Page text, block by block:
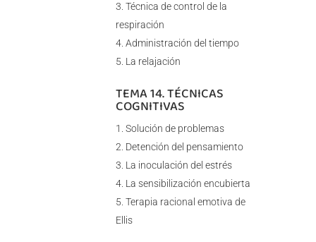
Técnica de control de la
respiración
Administración del tiempo
La relajación
TEMA 14. TÉCNICAS
COGNITIVAS
Solución de problemas
Detención del pensamiento
La inoculación del estrés
La sensibilización encubierta
Terapia racional emotiva de
Ellis